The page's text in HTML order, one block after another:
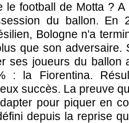
le football de Motta ?
du ballon. En
Bologne n'a
que son adversaire.
ses joueurs du ballon
: la Fiorentina.
succès. La preuve
pour piquer en
depuis la reprise